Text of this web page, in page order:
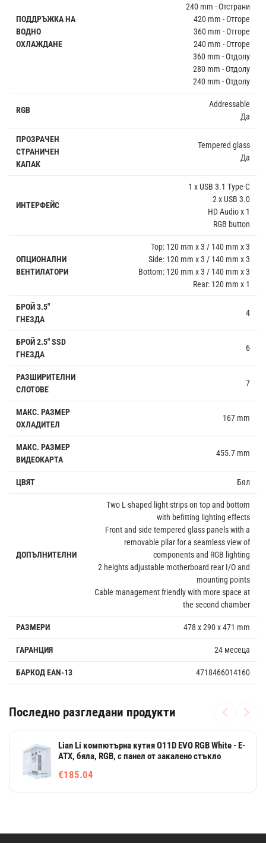
ПОДДРЪЖКА НА
ВОДНО
ОХЛАЖДАНЕ
240 mm - Отстрани
420 mm - Отгоре
360 mm - Отгоре
240 mm - Отгоре
360 mm - Отдолу
280 mm - Отдолу
240 mm - Отдолу
RGB
Addressable
Да
ПРОЗРАЧЕН
СТРАНИЧЕН
КАПАК
Tempered glass
Да
ИНТЕРФЕЙС
1 x USB 3.1 Type-C
2 x USB 3.0
HD Audio x 1
RGB button
ОПЦИОНАЛНИ
ВЕНТИЛАТОРИ
Top: 120 mm x 3 / 140 mm x 3
Side: 120 mm x 3 / 140 mm x 3
Bottom: 120 mm x 3 / 140 mm x 3
Rear: 120 mm x 1
БРОЙ 3.5"
ГНЕЗДА
4
БРОЙ 2.5" SSD
ГНЕЗДА
6
РАЗШИРИТЕЛНИ
СЛОТОВЕ
7
МАКС. РАЗМЕР
ОХЛАДИТЕЛ
167 mm
МАКС. РАЗМЕР
ВИДЕОКАРТА
455.7 mm
ЦВЯТ Бял
ДОПЪЛНИТЕЛНИ
Two L-shaped light strips on top and bottom
with befitting lighting effects
Front and side tempered glass panels with a
removable pilar for a seamless view of
components and RGB lighting
2 heights adjustable motherboard rear I/O and
mounting points
Cable management friendly with more space at
the second chamber
РАЗМЕРИ 478 x 290 x 471 mm
ГАРАНЦИЯ 24 месеца
БАРКОД EAN-13 4718466014160
Последно разгледани продукти
Lian Li компютърна кутия O11D EVO RGB White - E-
ATX, бяла, RGB, с панел от закалено стъкло
€185.04